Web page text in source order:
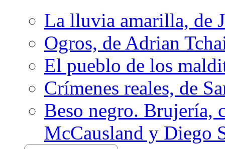
La lluvia amarilla, de
Ogros, de Adrian
El pueblo de los
Crímenes reales, de
Beso negro. Brujería,
McCausland y Diego